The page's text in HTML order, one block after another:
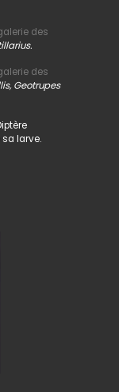
des
des
Geotrupes
larve.